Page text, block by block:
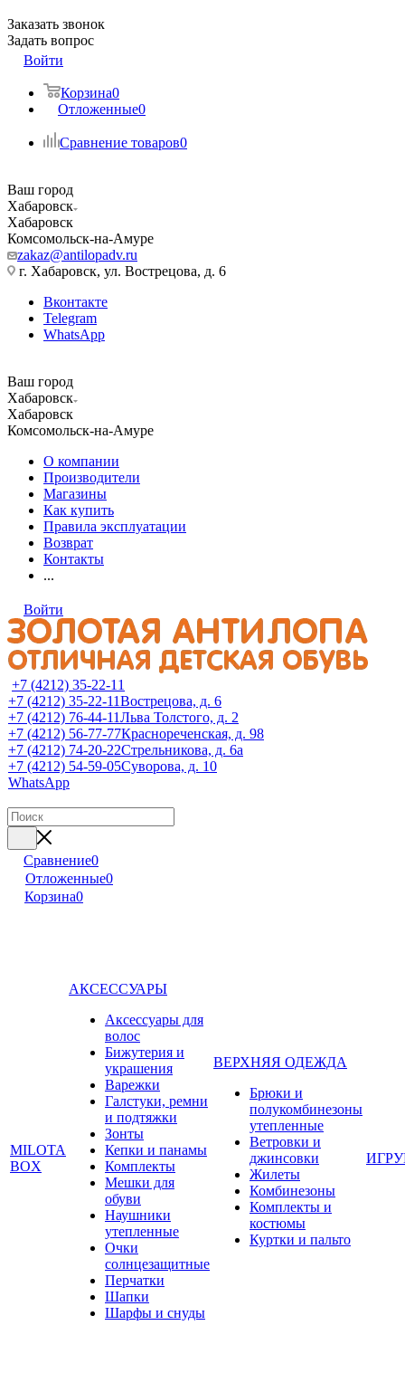
Заказать звонок
Задать вопрос
Войти
Корзина0
Отложенные0
Сравнение товаров0
Ваш город
Хабаровск
Хабаровск
Комсомольск-на-Амуре
zakaz@antilopadv.ru
г. Хабаровск, ул. Вострецова, д. 6
Вконтакте
Telegram
WhatsApp
Ваш город
Хабаровск
Хабаровск
Комсомольск-на-Амуре
О компании
Производители
Магазины
Как купить
Правила эксплуатации
Возврат
Контакты
...
Войти
+7 (4212) 35-22-11
+7 (4212) 35-22-11Вострецова, д. 6
+7 (4212) 76-44-11Льва Толстого, д. 2
+7 (4212) 56-77-77Краснореченская, д. 98
+7 (4212) 74-20-22Стрельникова, д. 6а
+7 (4212) 54-59-05Суворова, д. 10
WhatsApp
Сравнение0
Отложенные0
Корзина0
MILOTA
BOX
АКСЕССУАРЫ
Аксессуары для
волос
Бижутерия и
украшения
Варежки
Галстуки, ремни
и подтяжки
Зонты
Кепки и панамы
Комплекты
Мешки для
обуви
Наушники
утепленные
Очки
солнцезащитные
Перчатки
Шапки
Шарфы и снуды
ВЕРХНЯЯ ОДЕЖДА
Брюки и
полукомбинезоны
утепленные
Ветровки и
джинсовки
Жилеты
Комбинезоны
Комплекты и
костюмы
Куртки и пальто